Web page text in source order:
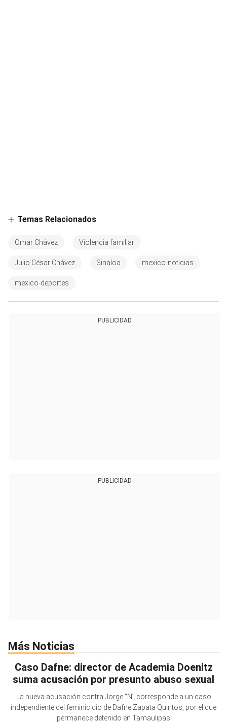
Temas Relacionados
Omar Chávez Violencia familiar
Julio César Chávez Sinaloa mexico-noticias
mexico-deportes
PUBLICIDAD
PUBLICIDAD
Más Noticias
Caso Dafne: director de Academia Doenitz
suma acusación por presunto abuso sexual
La nueva acusación contra Jorge “N” corresponde a un caso
independiente del feminicidio de Dafne Zapata Quintos, por el que
permanece detenido en Tamaulipas